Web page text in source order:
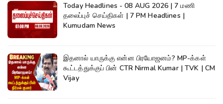
Today Headlines - 08 AUG 2026 | 7 மணி
தலைப்புச் செய்திகள் | 7 PM Headlines |
Kumudam News
இதனால் யாருக்கு என்ன பிரயோஜனம்? MP-க்கள்
கூட்டத்துக்குப் பின் CTR Nirmal Kumar | TVK | CM
Vijay